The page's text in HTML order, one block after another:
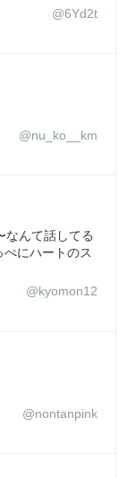
@6Yd2t
@nu_ko__km
なんて話してる
にハートのス
@kyomon12
@nontanpink